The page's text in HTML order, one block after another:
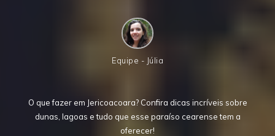
Equipe - Júlia
O que fazer em Jericoacoara? Confira dicas incríveis sobre
dunas, lagoas e tudo que esse paraíso cearense tem a
oferecer!